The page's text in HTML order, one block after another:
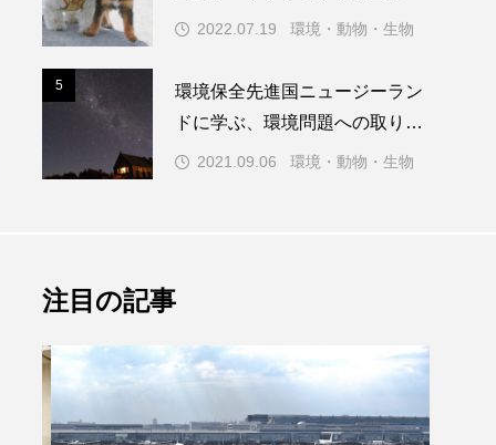
す問題とは
2022.07.19 環境・動物・生物
5
環境保全先進国ニュージーラン
ドに学ぶ、環境問題への取り組
み 2021.09.06 環境・動物・生物
注目の記事